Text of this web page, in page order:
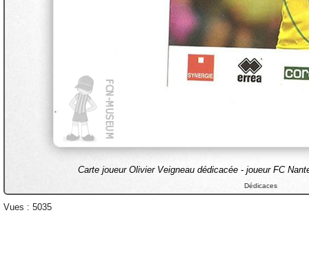
Carte joueur Olivier Veigneau dédicacée - joueur FC
Dédicaces
Vues : 5035